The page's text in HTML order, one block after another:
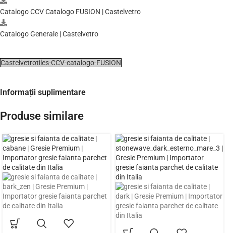
Catalogo CCV Catalogo FUSION | Castelvetro
Catalogo Generale | Castelvetro
Castelvetrotiles-CCV-catalogo-FUSION
Informații suplimentare
Produse similare